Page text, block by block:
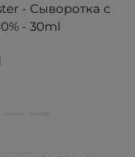
- Сыворотка с
- 30ml